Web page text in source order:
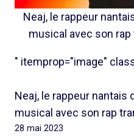
Neaj, le rappeur
musical avec son
" itemprop="image"
Neaj, le rappeur nantais
musical avec son rap
28 mai 2023